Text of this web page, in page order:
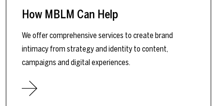
How MBLM Can Help
We offer comprehensive services to create brand
intimacy from strategy and identity to content,
campaigns and digital experiences.